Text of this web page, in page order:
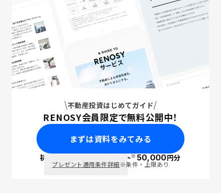
不動産投資はじめてガイド
RENOSY会員限定で無料公開中！
まずは資料をみてみる
初回面談で ポイント※50,000円分
プレゼント適用条件詳細※条件・上限あり